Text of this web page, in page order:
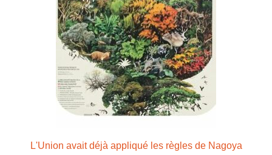
L'Union avait déjà appliqué les règles de Nagoya